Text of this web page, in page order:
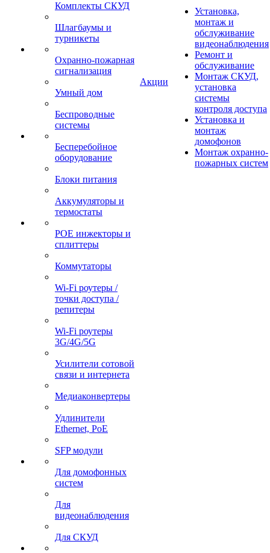
Комплекты СКУД
Шлагбаумы и
турникеты
Охранно-пожарная
сигнализация
Умный дом
Беспроводные
системы
Бесперебойное
оборудование
Блоки питания
Аккумуляторы и
термостаты
POE инжекторы и
сплиттеры
Коммутаторы
Wi-Fi роутеры /
точки доступа /
репитеры
Wi-Fi роутеры
3G/4G/5G
Усилители сотовой
связи и интернета
Медиаконвертеры
Удлинители
Ethernet, PoE
SFP модули
Для домофонных
систем
Для
видеонаблюдения
Для СКУД
Акции
Установка,
монтаж и
обслуживание
видеонаблюдения
Ремонт и
обслуживание
Монтаж СКУД,
установка
системы
контроля доступа
Установка и
монтаж
домофонов
Монтаж охранно-
пожарных систем